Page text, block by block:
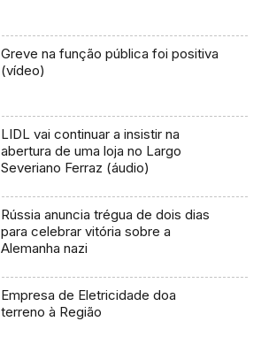
Greve na função pública foi positiva
(vídeo)
LIDL vai continuar a insistir na
abertura de uma loja no Largo
Severiano Ferraz (áudio)
Rússia anuncia trégua de dois dias
para celebrar vitória sobre a
Alemanha nazi
Empresa de Eletricidade doa
terreno à Região